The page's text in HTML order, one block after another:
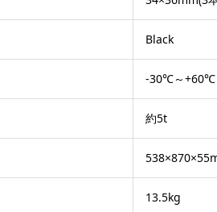
Black
-30℃～+60℃
約5t
13.5kg